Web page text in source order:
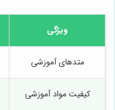
ویژگی
متدهای آموزشی
کیفیت مواد آموزشی